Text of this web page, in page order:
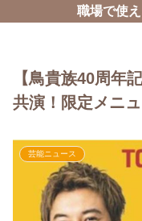
職場で使
【鳥貴族40周年
共演！限定メニ
芸能ニュース